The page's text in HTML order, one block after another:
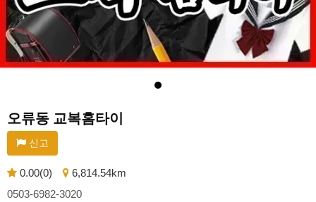
오류동 교복홈타이
신고
0.00(0)
6,814.54km
0503-6982-3020